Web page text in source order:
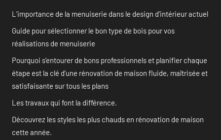
L’importance de la menuiserie dans le design d’intérieur actuel
Guide pour sélectionner le bon type de bois pour vos
réalisations de menuiserie
Pourquoi s’entourer de bons professionnels et planifier chaque
étape est la clé d’une rénovation de maison fluide, maîtrisée et
satisfaisante sur tous les plans
Les travaux qui font la différence.
Découvrez les styles les plus chauds en rénovation de maison
cette année.